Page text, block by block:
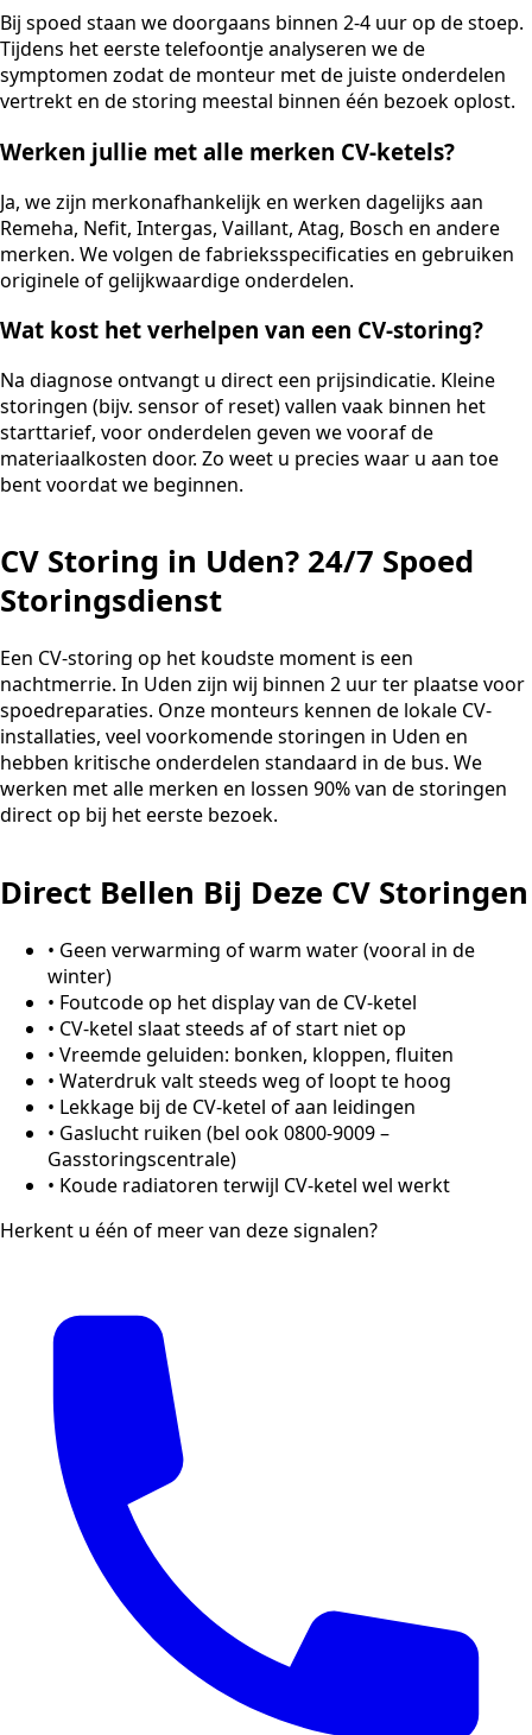
Bij spoed staan we doorgaans binnen 2-4 uur op de stoep.
Tijdens het eerste telefoontje analyseren we de
symptomen zodat de monteur met de juiste onderdelen
vertrekt en de storing meestal binnen één bezoek oplost.
Werken jullie met alle merken CV-ketels?
Ja, we zijn merkonafhankelijk en werken dagelijks aan
Remeha, Nefit, Intergas, Vaillant, Atag, Bosch en andere
merken. We volgen de fabrieksspecificaties en gebruiken
originele of gelijkwaardige onderdelen.
Wat kost het verhelpen van een CV-storing?
Na diagnose ontvangt u direct een prijsindicatie. Kleine
storingen (bijv. sensor of reset) vallen vaak binnen het
starttarief, voor onderdelen geven we vooraf de
materiaalkosten door. Zo weet u precies waar u aan toe
bent voordat we beginnen.
CV Storing in Uden? 24/7 Spoed
Storingsdienst
Een CV-storing op het koudste moment is een
nachtmerrie. In Uden zijn wij binnen 2 uur ter plaatse voor
spoedreparaties. Onze monteurs kennen de lokale CV-
installaties, veel voorkomende storingen in Uden en
hebben kritische onderdelen standaard in de bus. We
werken met alle merken en lossen 90% van de storingen
direct op bij het eerste bezoek.
Direct Bellen Bij Deze CV Storingen
• Geen verwarming of warm water (vooral in de
winter)
• Foutcode op het display van de CV-ketel
• CV-ketel slaat steeds af of start niet op
• Vreemde geluiden: bonken, kloppen, fluiten
• Waterdruk valt steeds weg of loopt te hoog
• Lekkage bij de CV-ketel of aan leidingen
• Gaslucht ruiken (bel ook 0800-9009 –
Gasstoringscentrale)
• Koude radiatoren terwijl CV-ketel wel werkt
Herkent u één of meer van deze signalen?